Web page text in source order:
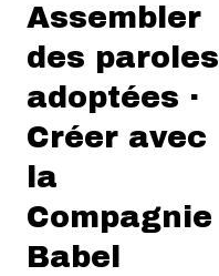
Assembler
des paroles
adoptées ·
Créer avec
la
Compagnie
Babel